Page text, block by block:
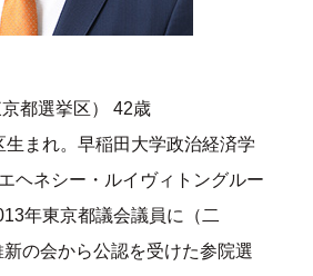
都選挙区） 42歳
生まれ。早稲田大学政治経済学
ヘネシー・ルイヴィトングルー
年東京都議会議員に（二
の会から公認を受けた参院選